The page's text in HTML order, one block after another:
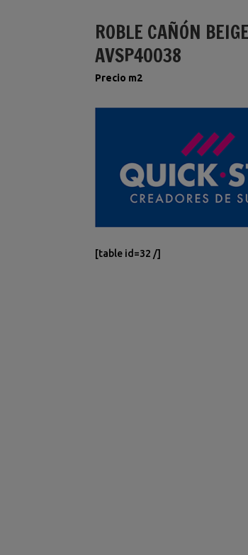
ROBLE CAÑÓN BEIGE
AVSP40038
Precio m2
[table id=32 /]